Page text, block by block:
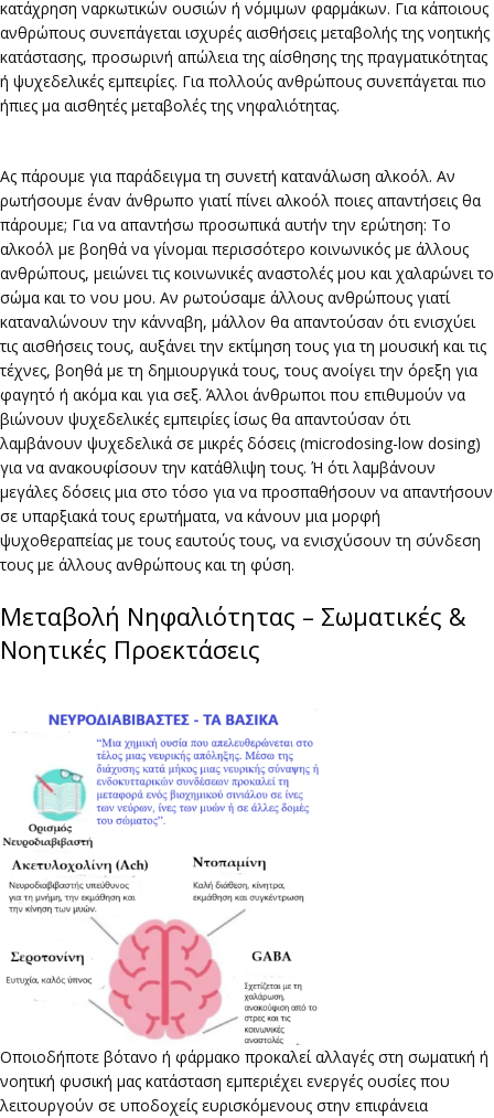
κατάχρηση ναρκωτικών ουσιών ή νόμιμων φαρμάκων. Για κάποιους
ανθρώπους συνεπάγεται ισχυρές αισθήσεις μεταβολής της νοητικής
κατάστασης, προσωρινή απώλεια της αίσθησης της πραγματικότητας
ή ψυχεδελικές εμπειρίες. Για πολλούς ανθρώπους συνεπάγεται πιο
ήπιες μα αισθητές μεταβολές της νηφαλιότητας.
Ας πάρουμε για παράδειγμα τη συνετή κατανάλωση αλκοόλ. Αν
ρωτήσουμε έναν άνθρωπο γιατί πίνει αλκοόλ ποιες απαντήσεις θα
πάρουμε; Για να απαντήσω προσωπικά αυτήν την ερώτηση: Το
αλκοόλ με βοηθά να γίνομαι περισσότερο κοινωνικός με άλλους
ανθρώπους, μειώνει τις κοινωνικές αναστολές μου και χαλαρώνει το
σώμα και το νου μου. Αν ρωτούσαμε άλλους ανθρώπους γιατί
καταναλώνουν την κάνναβη, μάλλον θα απαντούσαν ότι ενισχύει
τις αισθήσεις τους, αυξάνει την εκτίμηση τους για τη μουσική και τις
τέχνες, βοηθά με τη δημιουργικά τους, τους ανοίγει την όρεξη για
φαγητό ή ακόμα και για σεξ. Άλλοι άνθρωποι που επιθυμούν να
βιώνουν ψυχεδελικές εμπειρίες ίσως θα απαντούσαν ότι
λαμβάνουν ψυχεδελικά σε μικρές δόσεις (microdosing-low dosing)
για να ανακουφίσουν την κατάθλιψη τους. Ή ότι λαμβάνουν
μεγάλες δόσεις μια στο τόσο για να προσπαθήσουν να απαντήσουν
σε υπαρξιακά τους ερωτήματα, να κάνουν μια μορφή
ψυχοθεραπείας με τους εαυτούς τους, να ενισχύσουν τη σύνδεση
τους με άλλους ανθρώπους και τη φύση.
Μεταβολή Νηφαλιότητας – Σωματικές &
Νοητικές Προεκτάσεις
Οποιοδήποτε βότανο ή φάρμακο προκαλεί αλλαγές στη σωματική ή
νοητική φυσική μας κατάσταση εμπεριέχει ενεργές ουσίες που
λειτουργούν σε υποδοχείς ευρισκόμενους στην επιφάνεια